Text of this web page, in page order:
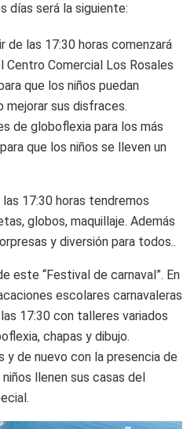
días será la siguiente:
de las 17:30 horas comenzará
Centro Comercial Los Rosales
que los niños puedan
mejorar sus disfraces.
de globoflexia para los más
que los niños se lleven un
17:30 horas tendremos
globos, maquillaje. Además
y diversión para todos..
este “Festival de carnaval”. En
escolares carnavaleras
17:30 con talleres variados
chapas y dibujo.
y de nuevo con la presencia de
llenen sus casas del